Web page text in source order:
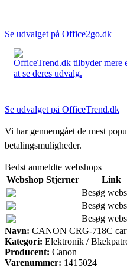
Se udvalget på Office2go.dk
OfficeTrend.dk tilbyder mere
at se deres udvalg.
Se udvalget på OfficeTrend.dk
Vi har gennemgået de mest
betalingsmuligheder.
Bedst anmeldte webshops
Webshop Stjerner
Link
Besøg
Besøg
Besøg
Navn: CANON CRG-718C
Kategori: Elektronik /
Producent: Canon
Varenummer: 1415024